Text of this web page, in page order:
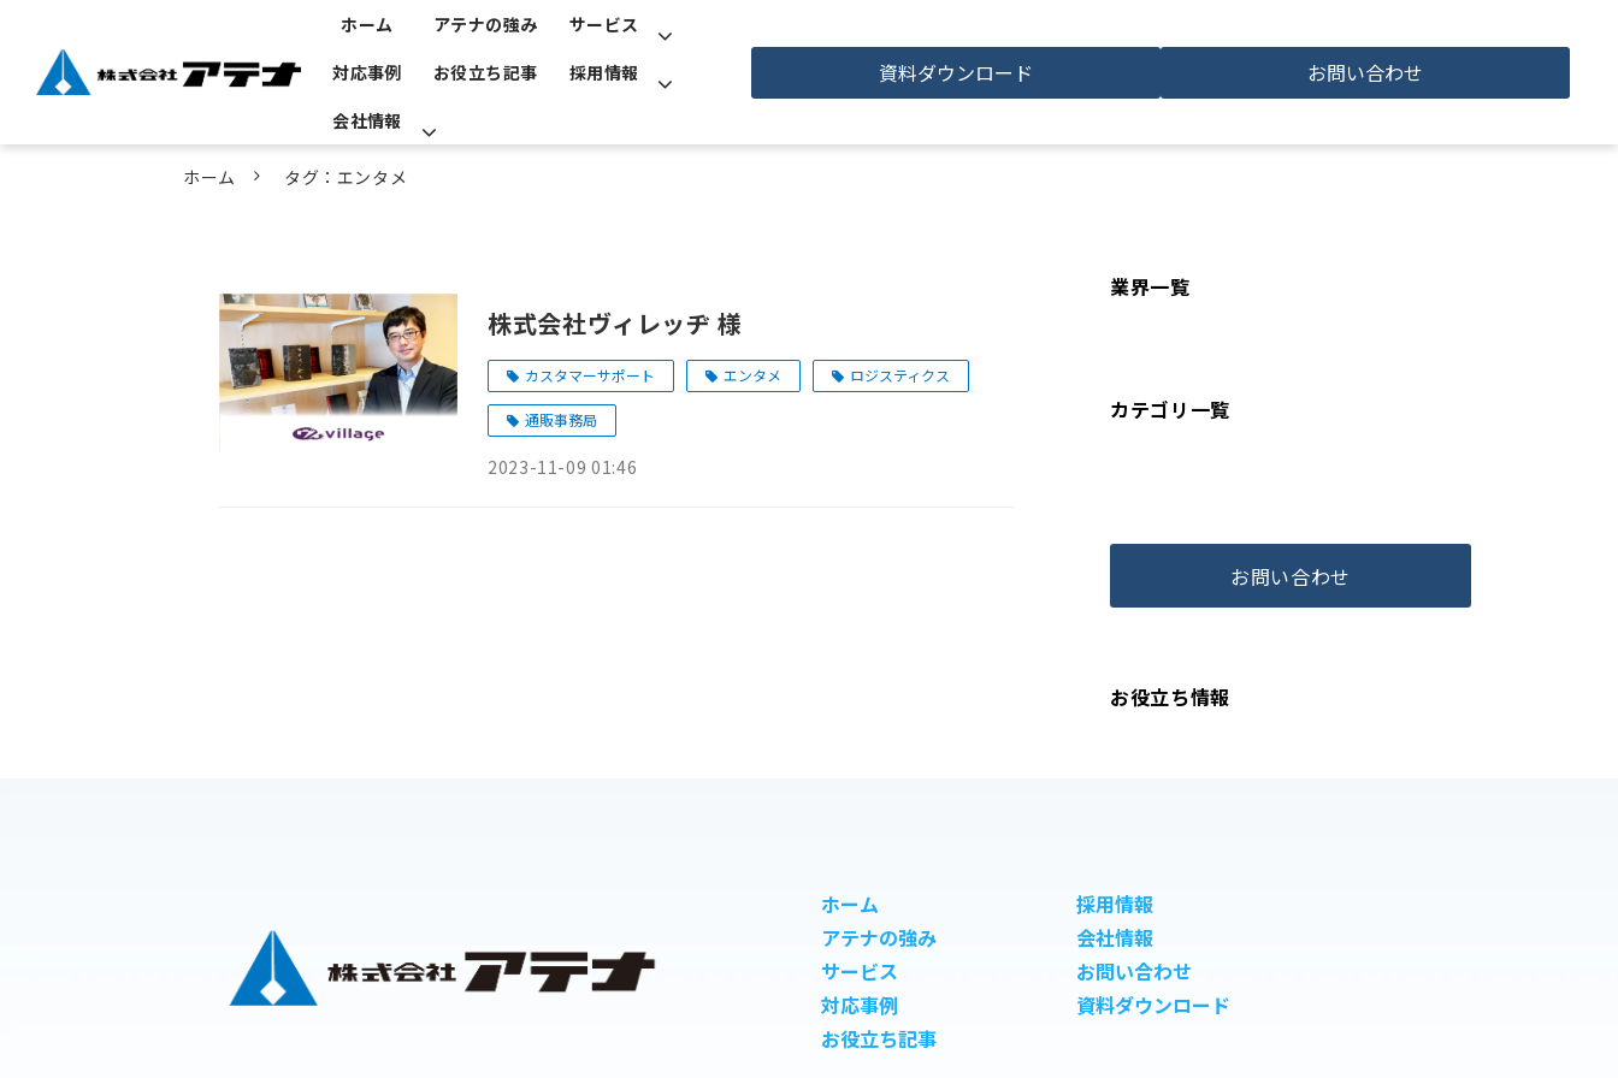
ホーム アテナの強み
サービス
対応事例
お役立ち記事
採用情報
会社情報
資料ダウンロード お問い合わせ
ホーム タグ：エンタメ
株式会社ヴィレッヂ 様
カスタマーサポート エンタメ ロジスティクス
通販事務局
2023-11-09 01:46
業界一覧
カテゴリ一覧
お問い合わせ
お役立ち情報
ホーム
アテナの強み
サービス
対応事例
お役立ち記事
採用情報
会社情報
お問い合わせ
資料ダウンロード